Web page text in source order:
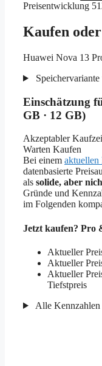
Preisentwicklung
Kaufen
Huawei Nova 13
Einschätzung
GB · 12 GB)
Akzeptabler
Warten Kaufen
Bei einem aktuellen
datenbasierte
als solide, aber
Gründe und
im Folgenden
Jetzt kaufen? Pro
Aktueller
Aktueller
Aktueller
Tiefstpreis
Alle Kennzahlen